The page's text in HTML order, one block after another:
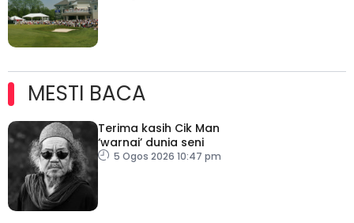
MESTI BACA
Terima kasih Cik Man
‘warnai’ dunia seni
5 Ogos 2026 10:47 pm